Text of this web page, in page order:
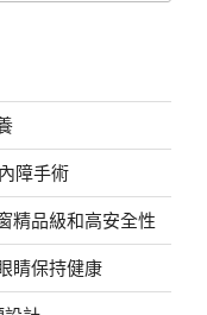
障手術
精品級和高安全性
睛保持健康